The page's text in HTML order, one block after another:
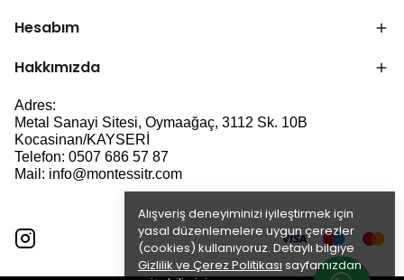
Alışveriş deneyiminizi iyileştirmek için
yasal düzenlemelere uygun çerezler
(cookies) kullanıyoruz. Detaylı bilgiye
Gizlilik ve Çerez Politikası sayfamızdan
Hesabım
Hakkımızda
Adres:
Metal Sanayi Sitesi, Oymaağaç, 3112 Sk. 10B
Kocasinan/KAYSERİ
Telefon: 0507 686 57 87
Mail: info@montessitr.com